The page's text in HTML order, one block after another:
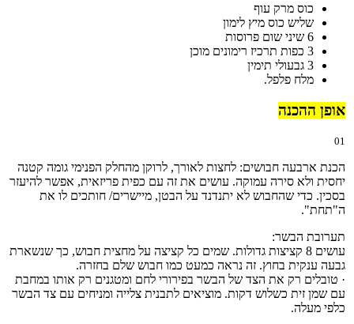
כוס מרק עוף
שליש כוס מיץ לימון
6 שיני שום פרוסות
3 כפות תרכיז רימונים מוכן
3 גבעולי תימין
מלח פלפל.
אופן ההכנה
01
הכנת ארבעה חבושים: לחצות לאורך, לרוקן מהחלק הפנימי גומה קטנה
יחסית ולא סירה עמוקה. עושים את זה עם כפית פריזאית, אפשר להיעזר
בסכין. כדי שהחבוש לא יתנדנד על הבטן, מיישרים/ חותכים לו את
ה"תחת".
תערובת הבשר:
עושים 8 קציצות גדולות. שמים כל קציצה על מחצית חבוש, כך שנשארת
גבעה ענקית בחוץ. זה נראה כמעט כמו חבוש שלם בחזרה.
· טובלים רק את הצד של הבשר בפירורי לחם ומטגנים רק אותו במחבת
עם שמן זית כשלוש דקות. מוציאים לתבנית צלייה ומניחים עם צד הבשר
כלפי מעלה.